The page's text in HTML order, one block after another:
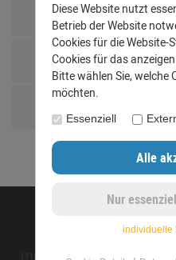
Montage und
©opyright 2020 -
ified eCommerce
Diese Website nutzt
Betrieb der Website
Cookies für die Website-
Cookies für das
Bitte wählen Sie, welche
möchten.
Essenziell
individuelle